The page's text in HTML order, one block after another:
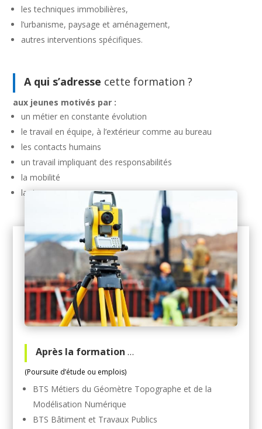
les techniques immobilières,
l’urbanisme, paysage et aménagement,
autres interventions spécifiques.
A qui s’adresse cette formation ?
aux jeunes motivés par :
un métier en constante évolution
le travail en équipe, à l’extérieur comme au bureau
les contacts humains
un travail impliquant des responsabilités
la mobilité
la rigueur
Après la formation …
(Poursuite d’étude ou emplois)
BTS Métiers du Géomètre Topographe et de la
Modélisation Numérique
BTS Bâtiment et Travaux Publics